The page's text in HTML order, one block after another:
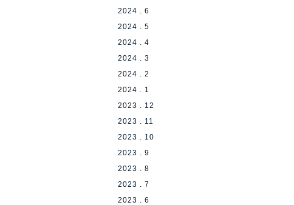
2024 . 6
2024 . 5
2024 . 4
2024 . 3
2024 . 2
2024 . 1
2023 . 12
2023 . 11
2023 . 10
2023 . 9
2023 . 8
2023 . 7
2023 . 6